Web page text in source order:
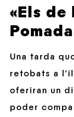
«Els de
Una tarda
retobats a
oferiran un
poder